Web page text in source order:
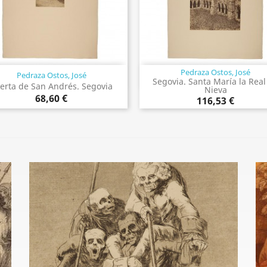
Pedraza Ostos, José
de San Andrés. Segovia
68,60 €
Vista rápida Pedraza Ostos, José
Segovia. Santa María la
Nieva
116,53 €
Vista rápida